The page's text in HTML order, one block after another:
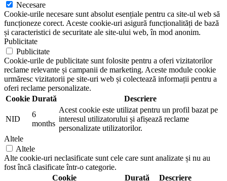
Necesare
Cookie-urile necesare sunt absolut esențiale pentru ca site-ul web să
funcționeze corect. Aceste cookie-uri asigură funcționalități de bază
și caracteristici de securitate ale site-ului web, în mod anonim.
Publicitate
Publicitate
Cookie-urile de publicitate sunt folosite pentru a oferi vizitatorilor
reclame relevante și campanii de marketing. Aceste module cookie
urmăresc vizitatorii pe site-uri web și colectează informații pentru a
oferi reclame personalizate.
Cookie Durată Descriere
NID
6
months
Acest cookie este utilizat pentru un profil bazat pe
interesul utilizatorului și afișează reclame
personalizate utilizatorilor.
Altele
Altele
Alte cookie-uri neclasificate sunt cele care sunt analizate și nu au
fost încă clasificate într-o categorie.
Cookie
Durată Descriere